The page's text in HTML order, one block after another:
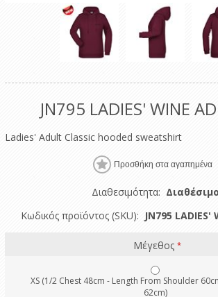
JN795 LADIES' WINE
Ladies' Adult Classic hooded sweatshirt
Διαθεσιμότητα: Διαθέσιμο
Κωδικός προϊόντος (SKU): JN795 LADIES'
Μέγεθος*
XS (1/2 Chest 48cm - Length From Shoulder
62cm)